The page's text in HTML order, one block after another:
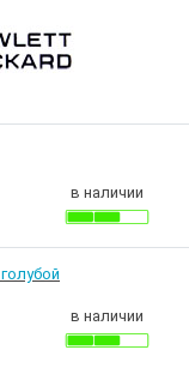
в наличии
голубой
в наличии